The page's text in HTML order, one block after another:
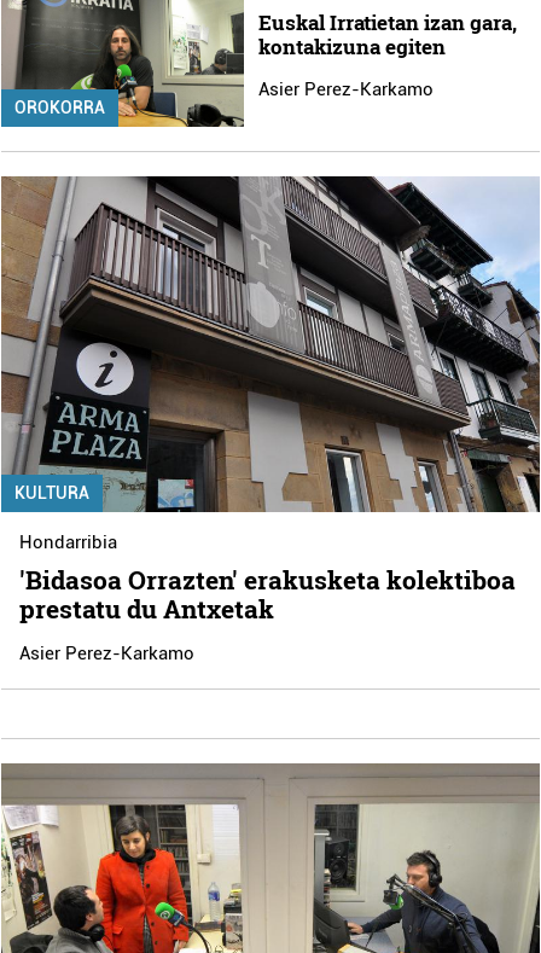
OROKORRA
Euskal Irratietan izan gara,
kontakizuna egiten
Asier Perez-Karkamo
KULTURA
Hondarribia
'Bidasoa Orrazten' erakusketa kolektiboa
prestatu du Antxetak
Asier Perez-Karkamo